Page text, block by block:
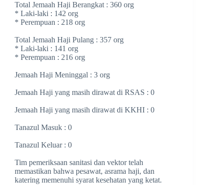
Total Jemaah Haji Berangkat : 360 org
* Laki-laki : 142 org
* Perempuan : 218 org
Total Jemaah Haji Pulang : 357 org
* Laki-laki : 141 org
* Perempuan : 216 org
Jemaah Haji Meninggal : 3 org
Jemaah Haji yang masih dirawat di RSAS : 0
Jemaah Haji yang masih dirawat di KKHI : 0
Tanazul Masuk : 0
Tanazul Keluar : 0
Tim pemeriksaan sanitasi dan vektor telah
memastikan bahwa pesawat, asrama haji, dan
katering memenuhi syarat kesehatan yang ketat.